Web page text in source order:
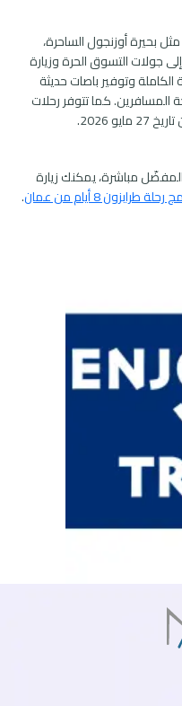
بحيرة أوزنجول الساحرة،
جولات التسوق الحرة وزيارة
الكاملة وتوفير باصات حديثة
المسافرين. كما تتوفر رحلات
2026.
مباشرة، يمكنك زيارة
رحلة طرابزون 8 أيام من عمان .